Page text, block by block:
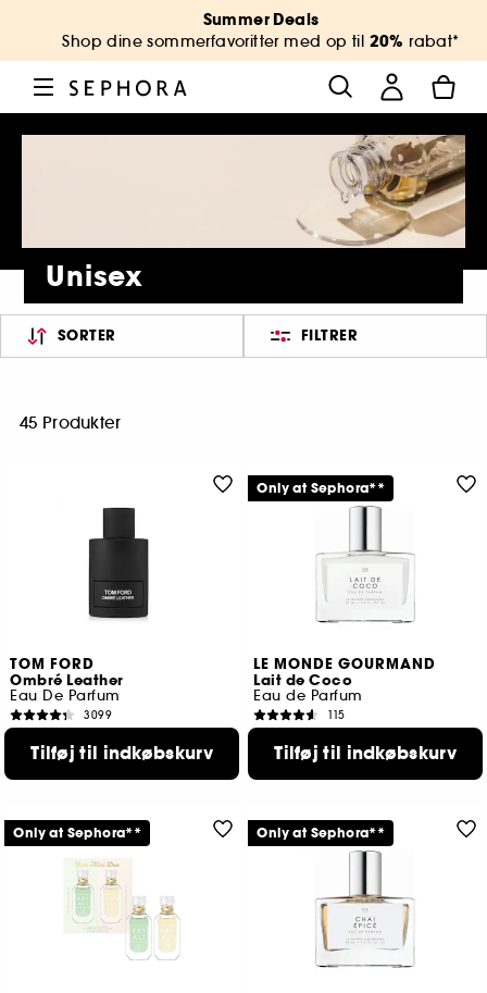
Summer Deals
Shop dine sommerfavoritter med op til 20% rabat*
Unisex
SORTER FILTRER
45 Produkter
TOM FORD
Ombré Leather
Eau De Parfum
3099
2 størrelser tilgængelige
Tilføj til indkøbskurv
LE MONDE GOURMAND
Lait de Coco
Eau de Parfum
115
Tilføj til indkøbskurv
Only at Sephora**
Only at Sephora** Only at Sephora**